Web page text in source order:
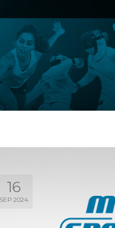
16
SEP 2024